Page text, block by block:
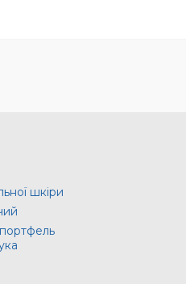
шкіри